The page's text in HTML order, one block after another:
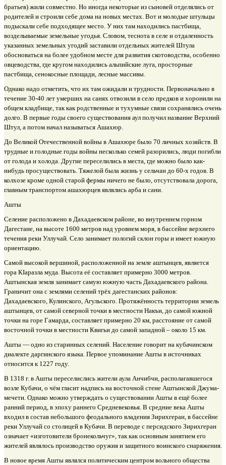
братьев) жили совместно. Но иногда некоторые из сыновей отделялись от
родителей и строили себе дома на новых местах. Вот и молодые штульцы
подыскали себе подходящее место. У них там находились пастбища,
возделываемые земельные угодья. Словом, теснота в селе и отдаленность
указанных земельных угодий заставили отдельных жителей Штула
обосноваться на более удобном месте для развития скотоводства, особенно
овцеводства, где кругом находились альпийские луга, просторные
пастбища, сенокосные площади, лесные массивы.
Однако надо отметить, что их там ожидали и трудности. Первоначально в
течение 30-40 лет умерших на санях отвозили в село предков и хоронили на
общем кладбище, так как родственные и тухумные связи сохранялись очень
долго. В первые годы своего существования аул получил название Верхний
Штул, а потом начал называться Ашахюр.
До Великой Отечественной войны в Ашахюре было 70 личных хозяйств. В
трудные и голодные годы войны несколько семей разорились, люди погибли
от голода и холода. Другие переселились в места, где можно было как-
нибудь просуществовать. Тяжелой была жизнь у сельчан до 60-х годов. В
колхозе кроме одной старой фермы ничего не было, отсутствовала дорога,
главным транспортом ашахюрцев являлись арба и сани.
Ашты
Селение расположено в Дахадаевском районе, во внутреннем горном
Дагестане, на высоте 1600 метров над уровнем моря, в бассейне верхнего
течения реки Уллучай. Село занимает пологий склон горы и имеет южную
ориентацию.
Самой высокой вершиной, расположенной на земле аштынцев, является
гора КIаразла муда. Высота её составляет примерно 3000 метров.
Аштынская земля занимает самую южную часть Дахадаевского района.
Граничит она с землями селений трёх дагестанских районов:
Дахадаевского, Кулинского, Агульского. Протяжённость территории земель
аштынцев, от самой северной точки в местности Накъи, до самой южной
точки на горе Гамарда, составляет примерно 20 км, расстояние от самой
восточной точки в местности Квигьи до самой западной – около 15 км.
Ашты — одно из старинных селений. Население говорит на кубачинском
диалекте даргинского языка. Первое упоминание Ашты в источниках
относится к 1227 году.
В 1318 г. в Ашты переселислись жители аула Анчибчи, располагавшегося
возле Кубачи, о чём гласит надпись на восточной стене Аштынской Джума-
мечети. Однако можно утверждать о существовании Ашты в ещё более
ранний период, в эпоху раннего Средневековья. В средние века Ашты
входил в состав небольшого феодального владения Зирихгеран, в бассейне
реки Уллучай со столицей в Кубачи. В переводе с персидского Зирихгеран
означает «изготовители бронекольчуг», так как основным занятием его
жителей являлось производство оружия и защитного воинского снаряжения.
В новое время Ашты являлся политическим центром вольного общества